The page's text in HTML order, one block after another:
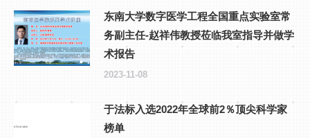
东南大学数字医学工程全国重点实验室常
务副主任-赵祥伟教授莅临我室指导并做学
术报告
2023-11-08
于法标入选2022年全球前2％顶尖科学家
榜单